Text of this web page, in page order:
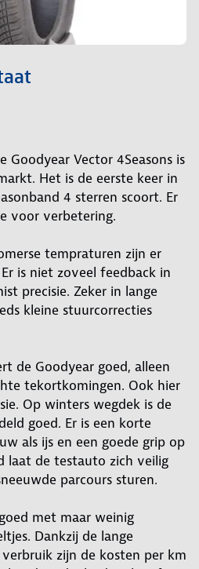
Goodyear Vector 4Seasons is
Het is de eerste keer in
4 sterren scoort. Er
voor verbetering.
tempraturen zijn er
is niet zoveel feedback in
precisie. Zeker in lange
kleine stuurcorrecties
de Goodyear goed, alleen
tekortkomingen. Ook hier
Op winters wegdek is de
goed. Er is een korte
als ijs en een goede grip op
laat de testauto zich veilig
parcours sturen.
met maar weinig
Dankzij de lange
zijn de kosten per km